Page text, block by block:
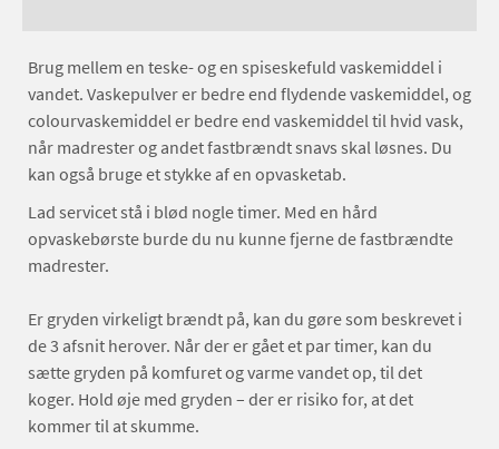
Brug mellem en teske- og en spiseskefuld vaskemiddel i
vandet. Vaskepulver er bedre end flydende vaskemiddel, og
colourvaskemiddel er bedre end vaskemiddel til hvid vask,
når madrester og andet fastbrændt snavs skal løsnes. Du
kan også bruge et stykke af en opvasketab.
Lad servicet stå i blød nogle timer. Med en hård
opvaskebørste burde du nu kunne fjerne de fastbrændte
madrester.
Er gryden virkeligt brændt på, kan du gøre som beskrevet i
de 3 afsnit herover. Når der er gået et par timer, kan du
sætte gryden på komfuret og varme vandet op, til det
koger. Hold øje med gryden – der er risiko for, at det
kommer til at skumme.